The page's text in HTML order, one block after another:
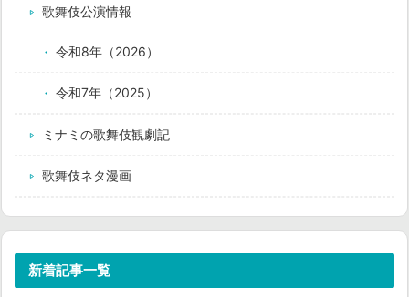
歌舞伎公演情報
令和8年（2026）
令和7年（2025）
ミナミの歌舞伎観劇記
歌舞伎ネタ漫画
新着記事一覧